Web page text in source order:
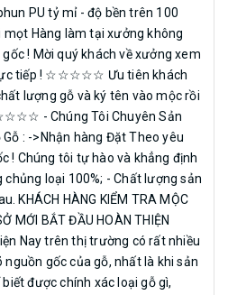
PU tỷ mỉ - độ bền trên 100
Hàng làm tại xưởng không
! Mời quý khách về xưởng xem
tiếp ! ☆☆☆☆☆ Ưu tiên khách
lượng gỗ và ký tên vào mộc rồi
- Chúng Tôi Chuyên Sản
: ->Nhận hàng Đặt Theo yêu
! Chúng tôi tự hào và khẳng định
loại 100%; - Chất lượng sản
KHÁCH HÀNG KIỂM TRA MỘC
MỚI BẮT ĐẦU HOÀN THIỆN
Nay trên thị trường có rất nhiều
gốc của gỗ, nhất là khi sản
được chính xác loại gỗ gì,